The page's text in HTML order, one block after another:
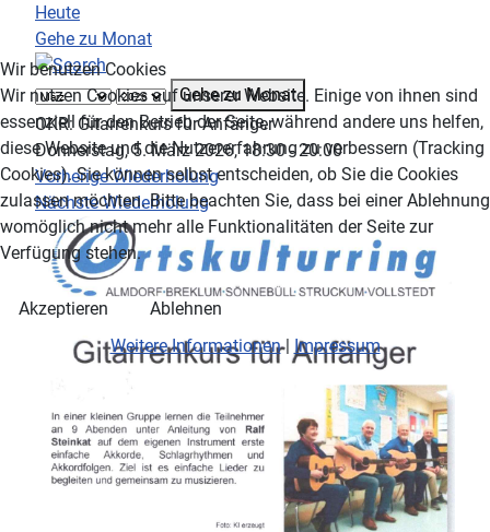
Heute
Gehe zu Monat
Gehe zu Monat
OKR: Gitarrenkurs für Anfänger
Donnerstag, 5. März 2026, 18:30 - 20:00
Vorherige Wiederholung
Nächste Wiederholung
Wir benutzen Cookies
Wir nutzen Cookies auf unserer Website. Einige von ihnen sind
essenziell für den Betrieb der Seite, während andere uns helfen,
diese Website und die Nutzererfahrung zu verbessern (Tracking
Cookies). Sie können selbst entscheiden, ob Sie die Cookies
zulassen möchten. Bitte beachten Sie, dass bei einer Ablehnung
womöglich nicht mehr alle Funktionalitäten der Seite zur
Verfügung stehen.
Akzeptieren
Ablehnen
Weitere Informationen| Impressum